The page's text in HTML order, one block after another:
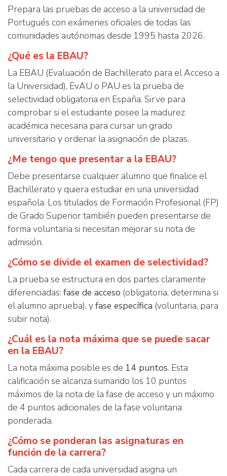
Prepara las pruebas de acceso a la universidad de
Portugués con exámenes oficiales de todas las
comunidades autónomas desde 1995 hasta 2026.
¿Qué es la EBAU?
La EBAU (Evaluación de Bachillerato para el Acceso a
la Universidad), EvAU o PAU es la prueba de
selectividad obligatoria en España. Sirve para
comprobar si el estudiante posee la madurez
académica necesaria para cursar un grado
universitario y ordenar la asignación de plazas.
¿Me tengo que presentar a la EBAU?
Debe presentarse cualquier alumno que finalice el
Bachillerato y quiera estudiar en una universidad
española. Los titulados de Formación Profesional (FP)
de Grado Superior también pueden presentarse de
forma voluntaria si necesitan mejorar su nota de
admisión.
¿Cómo se divide el examen de selectividad?
La prueba se estructura en dos partes claramente
diferenciadas: fase de acceso (obligatoria, determina si
el alumno aprueba), yfase específica (voluntaria, para
subir nota).
¿Cuál es la nota máxima que se puede sacar
en la EBAU?
La nota máxima posible es de 14 puntos. Esta
calificación se alcanza sumando los 10 puntos
máximos de la nota de la fase de acceso y un máximo
de 4 puntos adicionales de la fase voluntaria
ponderada.
¿Cómo se ponderan las asignaturas en
función de la carrera?
Cada carrera de cada universidad asigna un